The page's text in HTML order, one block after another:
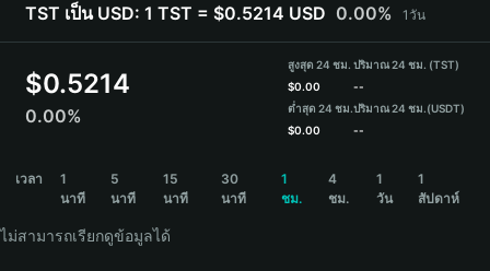
Bahasa Indonesia
ภาษาไทย
Español
Español (Argentina)
TST เป็น USD: 1 TST = $0.5214 USD 0.00% 1วัน
$0.5214
0.00%
สูงสุด 24 ชม.
$0.00
ต่ำสุด 24 ชม.
$0.00
ปริมาณ 24 ชม. (TST)
--
ปริมาณ 24 ชม.(USDT)
--
เวลา
1
นาที
5
นาที
15
นาที
30
นาที
1
ชม.
4
ชม.
1
วัน
1
สัปดาห์
ไม่สามารถเรียกดูข้อมูลได้